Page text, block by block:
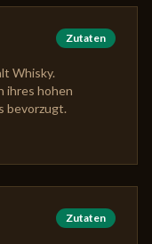
Zutaten
Whisky.
ihres hohen
bevorzugt.
Zutaten